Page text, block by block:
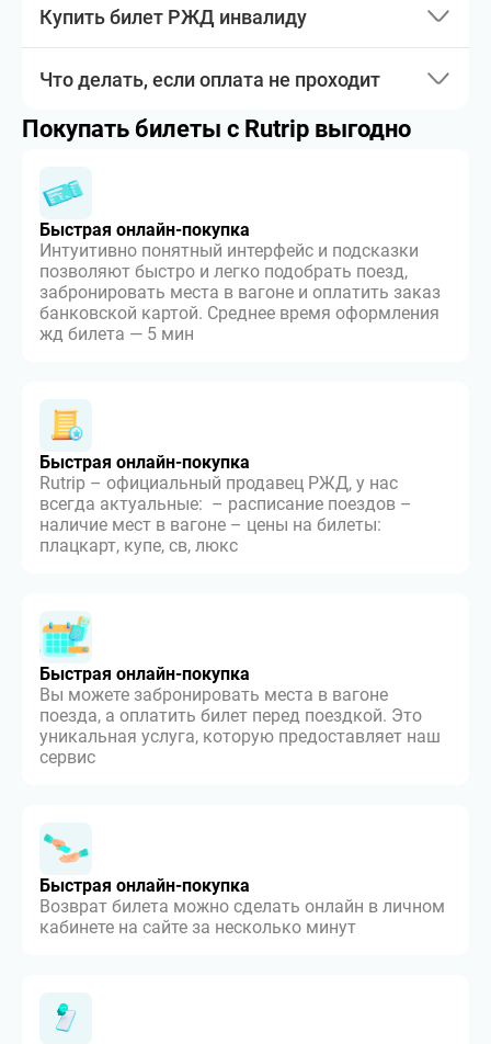
Купить билет РЖД инвалиду
Что делать, если оплата не проходит
Покупать билеты с Rutrip выгодно
Быстрая онлайн-покупка
Интуитивно понятный интерфейс и подсказки
позволяют быстро и легко подобрать поезд,
забронировать места в вагоне и оплатить заказ
банковской картой. Среднее время оформления
жд билета — 5 мин
Быстрая онлайн-покупка
Rutrip – официальный продавец РЖД, у нас
всегда актуальные: – расписание поездов –
наличие мест в вагоне – цены на билеты:
плацкарт, купе, св, люкс
Быстрая онлайн-покупка
Вы можете забронировать места в вагоне
поезда, а оплатить билет перед поездкой. Это
уникальная услуга, которую предоставляет наш
сервис
Быстрая онлайн-покупка
Возврат билета можно сделать онлайн в личном
кабинете на сайте за несколько минут